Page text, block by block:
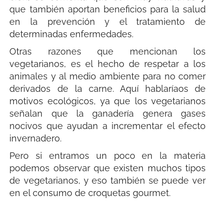
que también aportan beneficios para la salud
en la prevención y el tratamiento de
determinadas enfermedades.
Otras razones que mencionan los
vegetarianos, es el hecho de respetar a los
animales y al medio ambiente para no comer
derivados de la carne. Aquí hablaríaos de
motivos ecológicos, ya que los vegetarianos
señalan que la ganadería genera gases
nocivos que ayudan a incrementar el efecto
invernadero.
Pero si entramos un poco en la materia
podemos observar que existen muchos tipos
de vegetarianos, y eso también se puede ver
en el consumo de croquetas gourmet.